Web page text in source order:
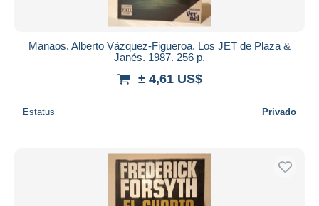
Manaos. Alberto Vázquez-Figueroa. Los JET de Plaza &
Janés. 1987. 256 p.
± 4,61 US$
Estatus Privado